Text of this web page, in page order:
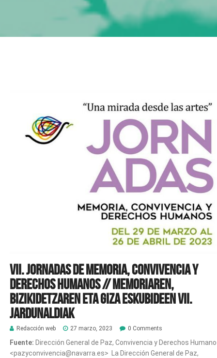
VII. Jornadas de Memoria, Convivencia y
Derechos Humanos // Memoriaren,
Bizikidetzaren eta Giza Eskubideen VII.
Jardunaldiak
Redacción web 27 marzo, 2023 0 Comments
Fuente: Dirección General de Paz, Convivencia y Derechos
<pazyconvivencia@navarra.es> La Dirección General de Paz,